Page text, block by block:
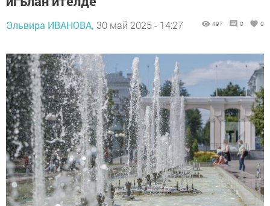
Эльвира ИВАНОВА, 30 май 2025 - 14:27 497 0 0